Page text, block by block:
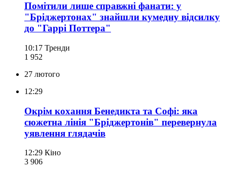
Помітили лише справжні фанати: у
"Бріджертонах" знайшли кумедну відсилку
до "Гаррі Поттера"
10:17 Тренди
1 952
27 лютого
12:29
Окрім кохання Бенедикта та Софі: яка
сюжетна лінія "Бріджертонів" перевернула
уявлення глядачів
12:29 Кіно
3 906